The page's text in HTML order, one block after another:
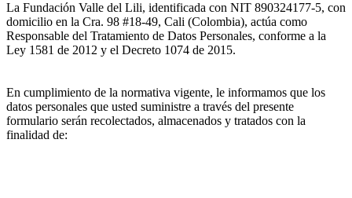
La Fundación Valle del Lili, identificada con NIT 890324177-5, con
domicilio en la Cra. 98 #18-49, Cali (Colombia), actúa como
Responsable del Tratamiento de Datos Personales, conforme a la
Ley 1581 de 2012 y el Decreto 1074 de 2015.
En cumplimiento de la normativa vigente, le informamos que los
datos personales que usted suministre a través del presente
formulario serán recolectados, almacenados y tratados con la
finalidad de: